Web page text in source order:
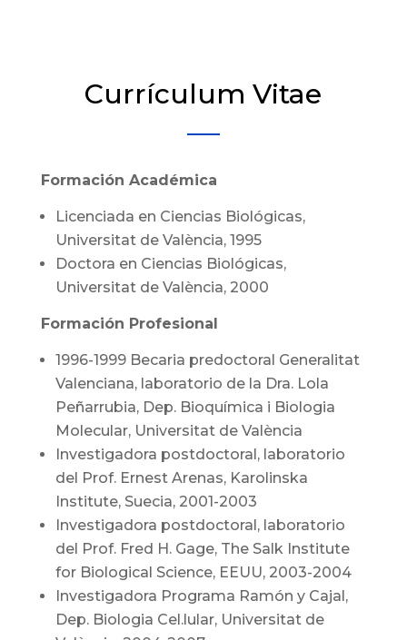
Currículum Vitae
Formación Académica
Licenciada en Ciencias Biológicas,
Universitat de València, 1995
Doctora en Ciencias Biológicas,
Universitat de València, 2000
Formación Profesional
1996-1999 Becaria predoctoral Generalitat
Valenciana, laboratorio de la Dra. Lola
Peñarrubia, Dep. Bioquímica i Biologia
Molecular, Universitat de València
Investigadora postdoctoral, laboratorio
del Prof. Ernest Arenas, Karolinska
Institute, Suecia, 2001-2003
Investigadora postdoctoral, laboratorio
del Prof. Fred H. Gage, The Salk Institute
for Biological Science, EEUU, 2003-2004
Investigadora Programa Ramón y Cajal,
Dep. Biologia Cel.lular, Universitat de